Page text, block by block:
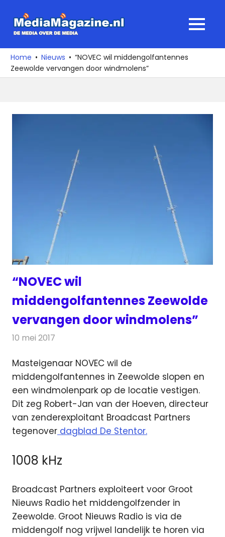
naar
media
over
de
MENU
Home Nieuws
“NOVEC wil middengolfantennes
Zeewolde vervangen door windmolens”
“NOVEC wil
middengolfantennes Zeewolde
vervangen door windmolens”
10 mei 2017
Masteigenaar NOVEC wil de
middengolfantennes in Zeewolde slopen en
een windmolenpark op de locatie vestigen.
Dit zeg Robert-Jan van der Hoeven, directeur
van zenderexploitant Broadcast Partners
tegenover dagblad De Stentor.
1008 kHz
Broadcast Partners exploiteert voor Groot
Nieuws Radio het middengolfzender in
Zeewolde. Groot Nieuws Radio is via de
middengolf nog vrijwel landelijk te horen via